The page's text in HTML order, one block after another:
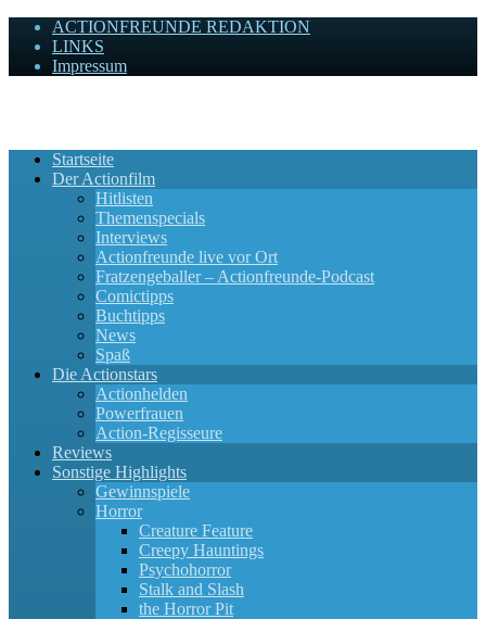
ACTIONFREUNDE REDAKTION
LINKS
Impressum
Startseite
Der Actionfilm
Hitlisten
Themenspecials
Interviews
Actionfreunde live vor Ort
Fratzengeballer – Actionfreunde-Podcast
Comictipps
Buchtipps
News
Spaß
Die Actionstars
Actionhelden
Powerfrauen
Action-Regisseure
Reviews
Sonstige Highlights
Gewinnspiele
Horror
Creature Feature
Creepy Hauntings
Psychohorror
Stalk and Slash
the Horror Pit